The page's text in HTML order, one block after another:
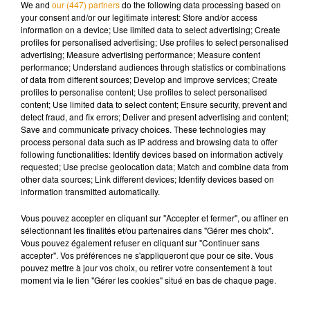
Selon un rapport gouvernemental,la 5G n’aurait "pas
d’effets néfastes en dessous des valeurs recommandées. »
Des cartes rebattues
Ce débat politique enflammé, marqué par la menace de
plusieurs collectivités locales d'entraver le futur déploiement
de la 5G, peut-il avoir un impact sur le comportement des
opérateurs lors des enchères ?
"Cela va changer un peu le rapport de force", estime
Guillaume Vaquero, expert télécoms pour le cabinet
Wavestone.
"On était dans un schéma où l'Arcep exigeait des opérateurs
We and our (447) partnersdo the following data processing based on
your consent and/or our legitimate interest: Store and/or access
information on a device; Use limited data to select advertising; Create
profiles for personalised advertising; Use profiles to select personalised
advertising; Measure advertising performance; Measure content
performance; Understand audiences through statistics or combinations
of data from different sources; Develop and improve services; Create
profiles to personalise content; Use profiles to select personalised
content; Use limited data to select content; Ensure security, prevent and
detect fraud, and fix errors; Deliver and present advertising and content;
Save and communicate privacy choices. These technologies may
process personal data such as IP address and browsing data to offer
following functionalities: Identify devices based on information actively
requested; Use precise geolocation data; Match and combine data from
other data sources; Link different devices; Identify devices based on
information transmitted automatically.
Vous pouvez accepter en cliquant sur "Accepter et fermer", ou affiner en
sélectionnant les finalités et/ou partenaires dans "Gérer mes choix".
Vous pouvez également refuser en cliquant sur "Continuer sans
accepter". Vos préférences ne s'appliqueront que pour ce site. Vous
pouvez mettre à jour vos choix, ou retirer votre consentement à tout
moment via le lien "Gérer les cookies" situé en bas de chaque page.